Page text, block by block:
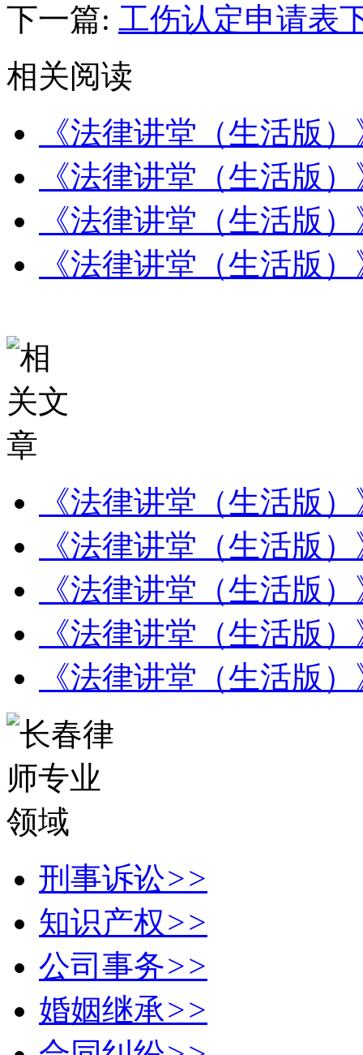
下一篇: 工伤认定申请表
相关阅读
《法律讲堂（生活版
《法律讲堂（生活版
《法律讲堂（生活版
《法律讲堂（生活版
《法律讲堂（生活版
《法律讲堂（生活版
《法律讲堂（生活版
《法律讲堂（生活版
《法律讲堂（生活版
刑事诉讼>>
知识产权>>
公司事务>>
婚姻继承>>